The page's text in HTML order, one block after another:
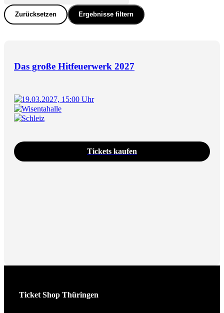
Zurücksetzen Ergebnisse filtern
Das große Hitfeuerwerk 2027
19.03.2027, 15:00 Uhr
Wisentahalle
Schleiz
Tickets kaufen
Ticket Shop Thüringen